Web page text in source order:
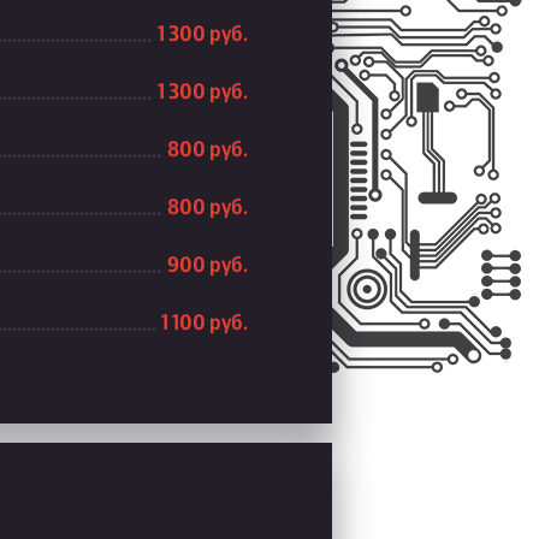
1 300 руб.
1 300 руб.
800 руб.
800 руб.
900 руб.
1 100 руб.